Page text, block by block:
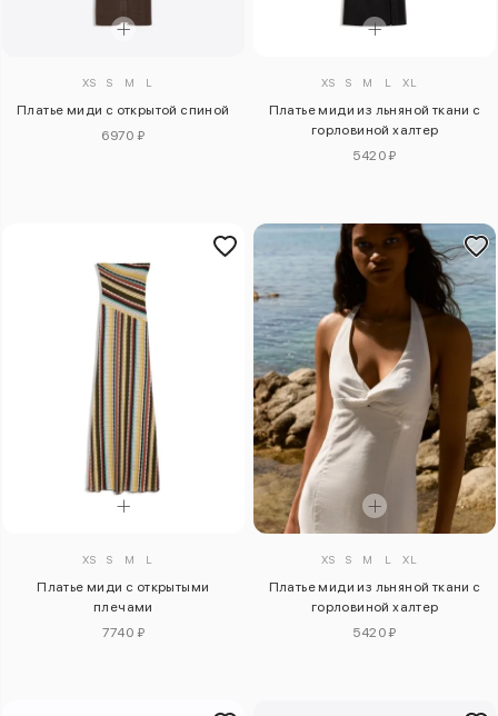
XS S M L
Платье миди с открытой спиной
6970 ₽
XS S M L XL
Платье миди из льняной ткани с
горловиной халтер
5420 ₽
XS S M L
Платье миди с открытыми
плечами
7740 ₽
XS S M L XL
Платье миди из льняной ткани с
горловиной халтер
5420 ₽